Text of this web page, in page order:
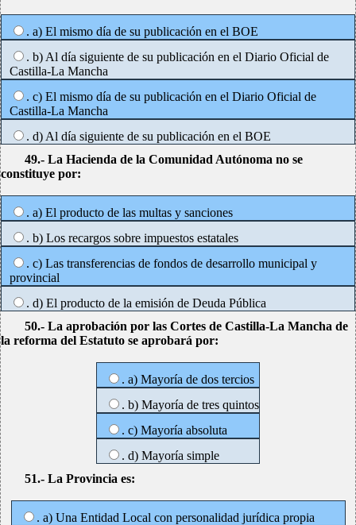
. a) El mismo día de su publicación en el BOE
. b) Al día siguiente de su publicación en el Diario Oficial de
Castilla-La Mancha
. c) El mismo día de su publicación en el Diario Oficial de
Castilla-La Mancha
. d) Al día siguiente de su publicación en el BOE
49.- La Hacienda de la Comunidad Autónoma no se
constituye por:
. a) El producto de las multas y sanciones
. b) Los recargos sobre impuestos estatales
. c) Las transferencias de fondos de desarrollo municipal y
provincial
. d) El producto de la emisión de Deuda Pública
50.- La aprobación por las Cortes de Castilla-La Mancha de
la reforma del Estatuto se aprobará por:
. a) Mayoría de dos tercios
. b) Mayoría de tres quintos
. c) Mayoría absoluta
. d) Mayoría simple
51.- La Provincia es:
. a) Una Entidad Local con personalidad jurídica propia